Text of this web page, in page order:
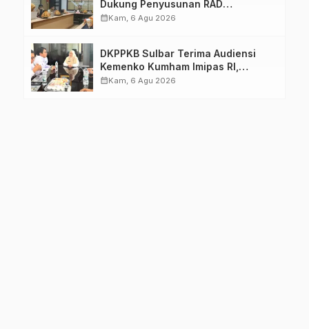
Dukung Penyusunan RAD
TPB/SDGs Sulawesi Barat
calendar_monthKam, 6 Agu 2026
DKPPKB Sulbar Terima Audiensi
Kemenko Kumham Imipas RI,
Perkuat Pelayanan Kesehatan bagi
calendar_monthKam, 6 Agu 2026